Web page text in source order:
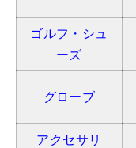
ゴルフ・シュ
ーズ
グローブ
アクセサリ